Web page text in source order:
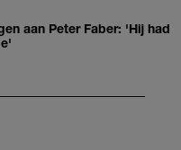
aan Peter Faber: 'Hij had